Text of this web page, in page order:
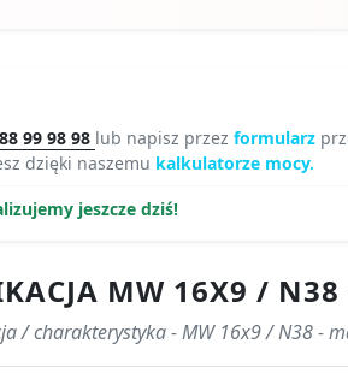
99 98 98 lub napisz przez formularz
dzięki naszemu kalkulatorze mocy.
jeszcze dziś!
MW 16X9 /
/ charakterystyka - MW 16x9 / N38 -